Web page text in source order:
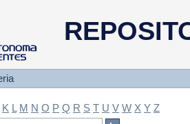
Materia
K L M N O P Q R S T U V W X Y Z